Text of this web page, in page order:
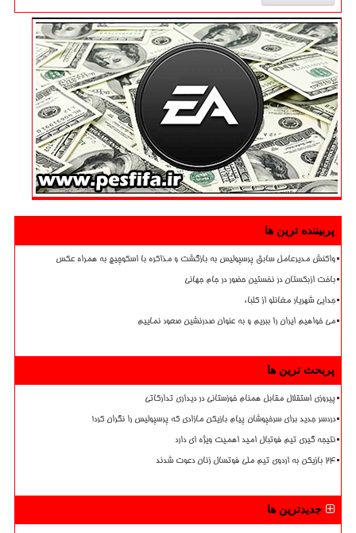
پربیننده ترین ها
واکنش مدیرعامل سابق پرسپولیس به بازگشت و مذاکره با اسکوچیچ به همراه عکس
باخت ازبکستان در نخستین حضور در جام جهانی
جدایی شهریار مغانلو از کلباء
می خواهیم ایران را ببریم و به عنوان صدرنشین صعود نماییم
پربحث ترین ها
پیروزی استقلال مقابل همنام خوزستانی در دیداری تدارکاتی
دردسر جدید برای سرخپوشان پیام بازیکن مازادی که پرسپولیس را نگران کرد!
نتیجه گیری تیم فوتبال امید اهمیت ویژه ای دارد
۲۴ بازیکن به اردوی تیم ملی فوتسال زنان دعوت شدند
جدیدترین ها